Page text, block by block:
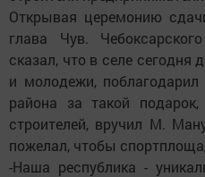
Открывая церемонию
глава Чув.
сказал, что в селе сегодня
и молодежи, поблагодарил
района за такой
строителей, вручил М.
пожелал, чтобы
-Наша республика -